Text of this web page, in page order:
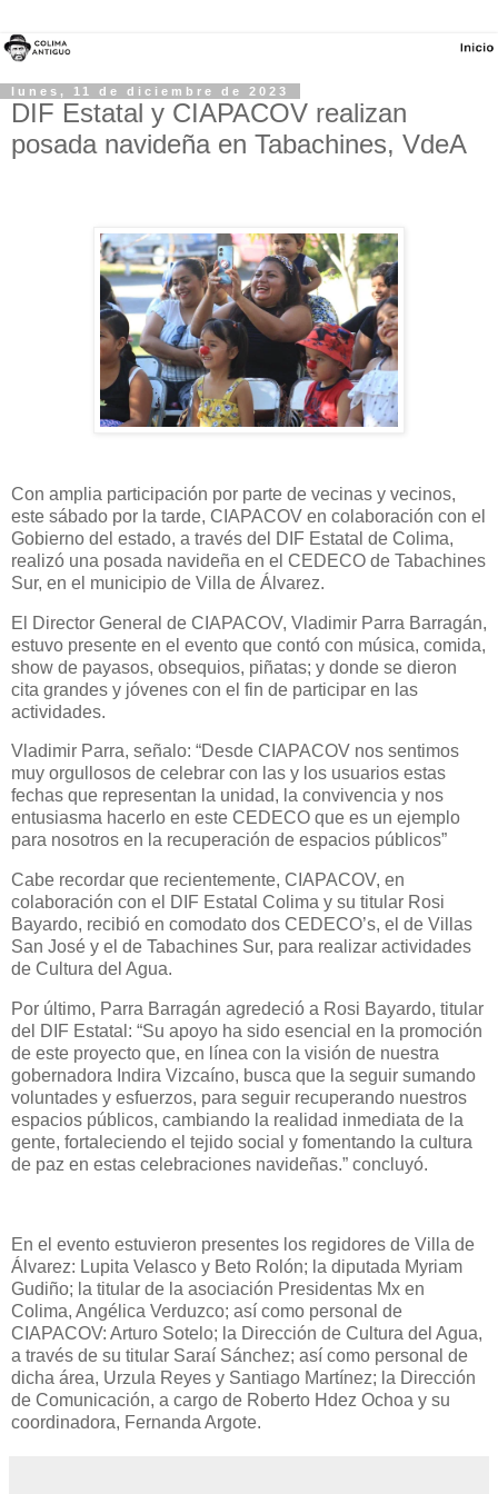
lunes, 11 de diciembre de 2023
DIF Estatal y CIAPACOV realizan
posada navideña en Tabachines, VdeA
Con amplia participación por parte de vecinas y vecinos,
este sábado por la tarde, CIAPACOV en colaboración con el
Gobierno del estado, a través del DIF Estatal de Colima,
realizó una posada navideña en el CEDECO de Tabachines
Sur, en el municipio de Villa de Álvarez.
El Director General de CIAPACOV, Vladimir Parra Barragán,
estuvo presente en el evento que contó con música, comida,
show de payasos, obsequios, piñatas; y donde se dieron
cita grandes y jóvenes con el fin de participar en las
actividades.
Vladimir Parra, señalo: “Desde CIAPACOV nos sentimos
muy orgullosos de celebrar con las y los usuarios estas
fechas que representan la unidad, la convivencia y nos
entusiasma hacerlo en este CEDECO que es un ejemplo
para nosotros en la recuperación de espacios públicos”
Cabe recordar que recientemente, CIAPACOV, en
colaboración con el DIF Estatal Colima y su titular Rosi
Bayardo, recibió en comodato dos CEDECO’s, el de Villas
San José y el de Tabachines Sur, para realizar actividades
de Cultura del Agua.
Por último, Parra Barragán agredeció a Rosi Bayardo, titular
del DIF Estatal: “Su apoyo ha sido esencial en la promoción
de este proyecto que, en línea con la visión de nuestra
gobernadora Indira Vizcaíno, busca que la seguir sumando
voluntades y esfuerzos, para seguir recuperando nuestros
espacios públicos, cambiando la realidad inmediata de la
gente, fortaleciendo el tejido social y fomentando la cultura
de paz en estas celebraciones navideñas.” concluyó.
En el evento estuvieron presentes los regidores de Villa de
Álvarez: Lupita Velasco y Beto Rolón; la diputada Myriam
Gudiño; la titular de la asociación Presidentas Mx en
Colima, Angélica Verduzco; así como personal de
CIAPACOV: Arturo Sotelo; la Dirección de Cultura del Agua,
a través de su titular Saraí Sánchez; así como personal de
dicha área, Urzula Reyes y Santiago Martínez; la Dirección
de Comunicación, a cargo de Roberto Hdez Ochoa y su
coordinadora, Fernanda Argote.